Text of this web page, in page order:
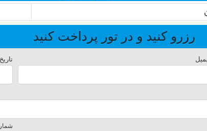
رزرو کنید و در تور پرداخت کنید